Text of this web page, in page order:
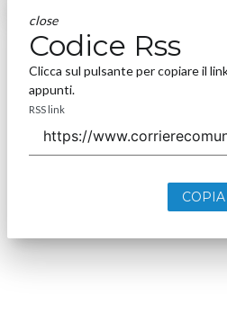
close
Codice Rss
Clicca sul pulsante per copiare il
appunti.
RSS link